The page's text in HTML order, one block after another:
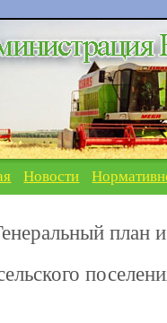
Новости
план